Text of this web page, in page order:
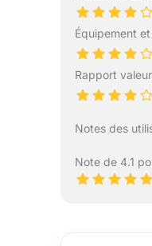
Équipement
Rapport
Notes des
Note de 4.1